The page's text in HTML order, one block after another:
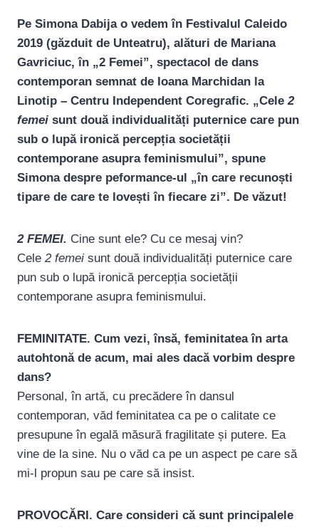
Pe Simona Dabija o vedem în Festivalul Caleido
2019 (găzduit de Unteatru), alături de Mariana
Gavriciuc, în „2 Femei”, spectacol de dans
contemporan semnat de Ioana Marchidan la
Linotip – Centru Independent Coregrafic. „Cele2
femei sunt două individualități puternice care pun
sub o lupă ironică percepția societății
contemporane asupra feminismului”, spune
Simona despre peformance-ul „în care recunoști
tipare de care te lovești în fiecare zi”. De văzut!
2 FEMEI. Cine sunt ele? Cu ce mesaj vin?
Cele 2 femei sunt două individualități puternice care
pun sub o lupă ironică percepția societății
contemporane asupra feminismului.
FEMINITATE. Cum vezi, însă, feminitatea în arta
autohtonă de acum, mai ales dacă vorbim despre
dans?
Personal, în artă, cu precădere în dansul
contemporan, văd feminitatea ca pe o calitate ce
presupune în egală măsură fragilitate și putere. Ea
vine de la sine. Nu o văd ca pe un aspect pe care să
mi-l propun sau pe care să insist.
PROVOCĂRI. Care consideri că sunt principalele